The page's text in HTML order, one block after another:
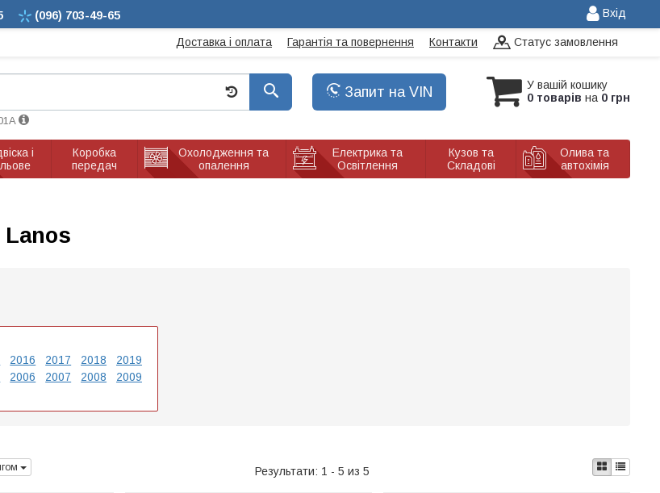
(096) 703-49-65 Вхід
Доставка і оплата Гарантія та повернення Контакти Статус замовлення
У вашій кошику
0 товарів на 0 грн
Запит на VIN
і
Коробка
передач
Охолодження та
опалення
Електрика та
Освітлення
Кузов та
Складові
Олива та
автохімія
Lanos
2016 2017 2018
2019
2006 2007 2008
2009
Результати: 1 - 5 из 5